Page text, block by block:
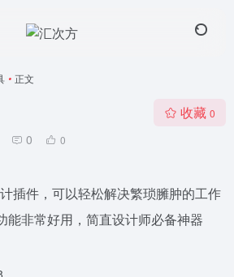
• 正文
0 0
收藏 0
插件，可以轻松解决繁琐臃肿的工作
能非常好用，简直设计师必备神器